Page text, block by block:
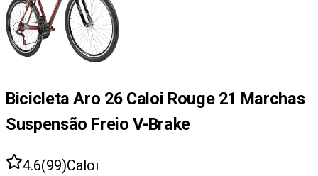
Bicicleta Aro 26 Caloi Rouge 21 Marchas
Suspensão Freio V-Brake
4.6(99)Caloi